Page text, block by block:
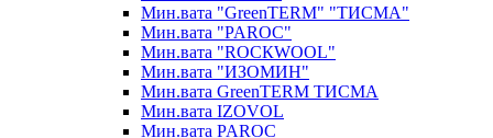
Мин.вата "GreenTERM" "ТИСМА"
Мин.вата "PAROC"
Мин.вата "ROCКWOOL"
Мин.вата "ИЗОМИН"
Мин.вата GreenTERM ТИСМА
Мин.вата IZOVOL
Мин.вата PAROC